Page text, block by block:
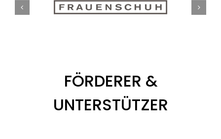
FÖRDERER &
UNTERSTÜTZER